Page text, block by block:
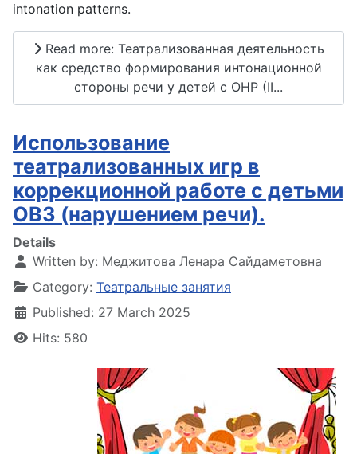
intonation patterns.
Read more: Театрализованная деятельность
как средство формирования интонационной
стороны речи у детей с ОНР (II...
Использование
театрализованных игр в
коррекционной работе с детьми
ОВЗ (нарушением речи).
Details
Written by: Меджитова Ленара Сайдаметовна
Category: Театральные занятия
Published: 27 March 2025
Hits: 580